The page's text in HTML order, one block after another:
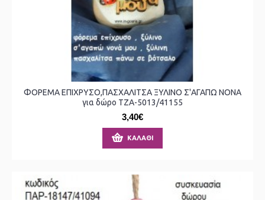
ΦΟΡΕΜΑ ΕΠΙΧΡΥΣΟ,ΠΑΣΧΑΛΙΤΣΑ ΞΥΛΙΝΟ Σ'ΑΓΑΠΩ ΝΟΝΑ
για δώρο ΤΖΑ-5013/41155
3,40€
ΚΑΛΆΘΙ